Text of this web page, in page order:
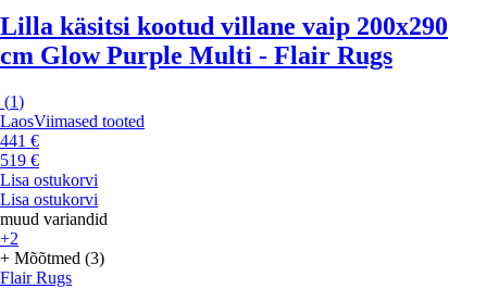
Lilla käsitsi kootud villane vaip 200x290
cm Glow Purple Multi - Flair Rugs
(1)
LaosViimased tooted
441 €
519 €
Lisa ostukorvi
Lisa ostukorvi
muud variandid
+2
+ Mõõtmed (3)
Flair Rugs